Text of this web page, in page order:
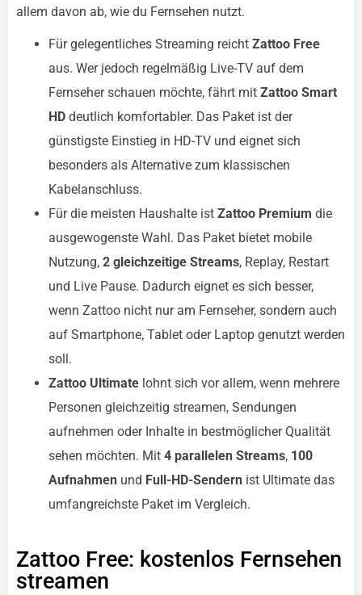
allem davon ab, wie du Fernsehen nutzt.
Für gelegentliches Streaming reicht Zattoo Free
aus. Wer jedoch regelmäßig Live-TV auf dem
Fernseher schauen möchte, fährt mit Zattoo Smart
HD deutlich komfortabler. Das Paket ist der
günstigste Einstieg in HD-TV und eignet sich
besonders als Alternative zum klassischen
Kabelanschluss.
Für die meisten Haushalte ist Zattoo Premium die
ausgewogenste Wahl. Das Paket bietet mobile
Nutzung, 2 gleichzeitige Streams, Replay, Restart
und Live Pause. Dadurch eignet es sich besser,
wenn Zattoo nicht nur am Fernseher, sondern auch
auf Smartphone, Tablet oder Laptop genutzt werden
soll.
Zattoo Ultimate lohnt sich vor allem, wenn mehrere
Personen gleichzeitig streamen, Sendungen
aufnehmen oder Inhalte in bestmöglicher Qualität
sehen möchten. Mit 4 parallelen Streams, 100
Aufnahmen und Full-HD-Sendern ist Ultimate das
umfangreichste Paket im Vergleich.
Zattoo Free: kostenlos Fernsehen
streamen